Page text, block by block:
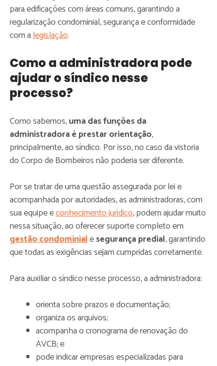
para edificações com áreas comuns, garantindo a
regularização condominial, segurança e conformidade
com alegislação.
Como a administradora pode
ajudar o síndico nesse
processo?
Como sabemos,uma das funções da
administradora é prestar orientação,
principalmente, ao síndico. Por isso, no caso da vistoria
do Corpo de Bombeiros não poderia ser diferente.
Por se tratar de uma questão assegurada por lei e
acompanhada por autoridades, as administradoras, com
sua equipe econhecimento jurídico, podem ajudar muito
nessa situação, ao oferecer suporte completo em
gestão condominialesegurança predial, garantindo
que todas as exigências sejam cumpridas corretamente.
Para auxiliar o síndico nesse processo, a administradora:
orienta sobre prazos e documentação;
organiza os arquivos;
acompanha o cronograma de renovação do
AVCB; e
pode indicar empresas especializadas para